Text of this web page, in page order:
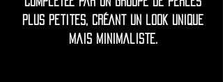
plus petites, créant un look unique
mais minimaliste.